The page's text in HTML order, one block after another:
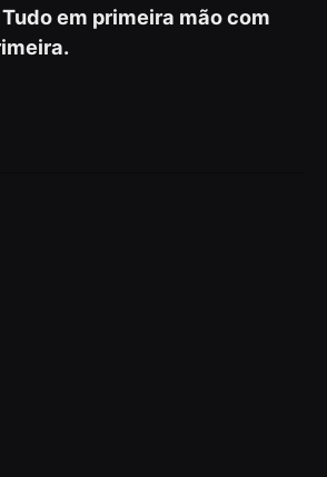
em primeira mão com